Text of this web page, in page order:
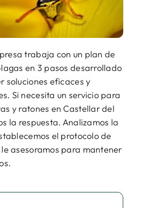
trabaja con un plan de
en 3 pasos desarrollado
soluciones eficaces y
Si necesita un servicio para
y ratones en Castellar del
la respuesta. Analizamos la
el protocolo de
asesoramos para mantener